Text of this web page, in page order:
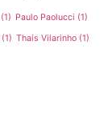
(1) Paulo Paolucci (1)
(1) Thaís Vilarinho (1)